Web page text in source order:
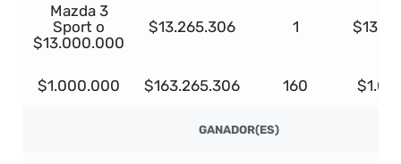
Mazda 3
Sport o
$13.000.000
$13.265.306 1
$1.000.000 $163.265.306 160
GANADOR(ES)